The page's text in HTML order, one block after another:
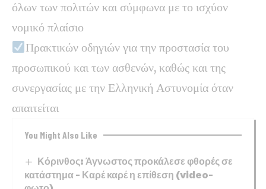
όλων των πολιτών και σύμφωνα με το ισχύον
νομικό πλαίσιο
Πρακτικών οδηγιών για την προστασία του
προσωπικού και των ασθενών, καθώς και της
συνεργασίας με την Ελληνική Αστυνομία όταν
απαιτείται
You Might Also Like
Κόρινθος: Άγνωστος προκάλεσε φθορές σε
κατάστημα – Καρέ καρέ η επίθεση (video-